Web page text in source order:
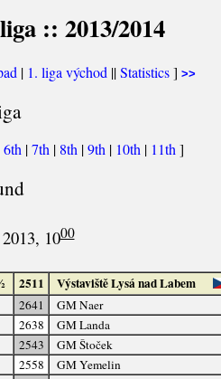
:: 2013/2014
| 1. liga východ ||Statistics] >>
6th |7th | 8th |9th | 10th | 11th]
1000
2511 Výstaviště Lysá nad Labem
2641
GM Naer
2638
GM Landa
2543
GM Štoček
2558
GM Yemelin